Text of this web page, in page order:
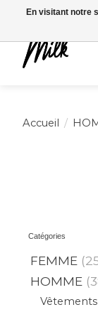
Expédition sous
Accueil /
Catégories
FEMME
HOMME
Vêtements
En visitant notre